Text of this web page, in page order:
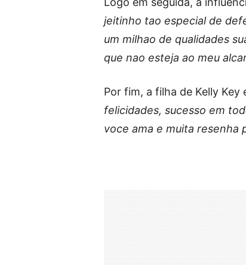
jeitinho tao especial de
um milhao de qualidades
que nao esteja ao meu
Por fim, a filha de Kelly Key
felicidades, sucesso em
voce ama e muita resenha